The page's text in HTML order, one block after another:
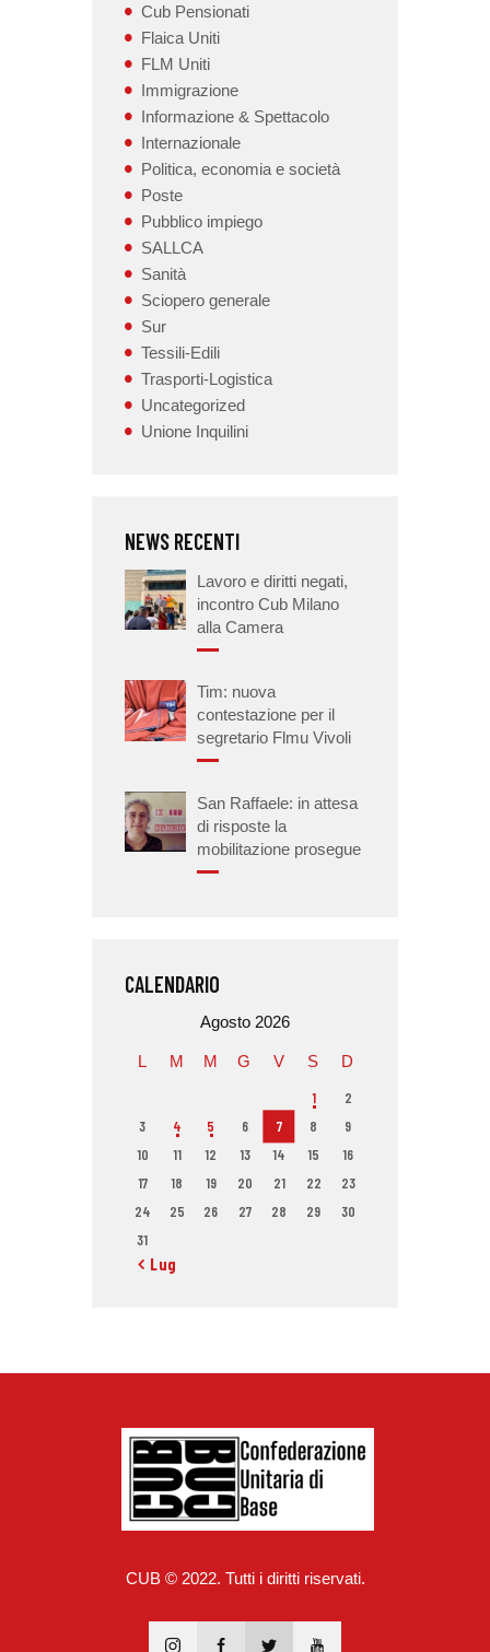
Cub Pensionati
Flaica Uniti
FLM Uniti
Immigrazione
Informazione & Spettacolo
Internazionale
Politica, economia e società
Poste
Pubblico impiego
SALLCA
Sanità
Sciopero generale
Sur
Tessili-Edili
Trasporti-Logistica
Uncategorized
Unione Inquilini
NEWS RECENTI
Lavoro e diritti negati,
incontro Cub Milano
alla Camera
Tim: nuova
contestazione per il
segretario Flmu Vivoli
San Raffaele: in attesa
di risposte la
mobilitazione prosegue
CALENDARIO
Agosto 2026
L M M G V S D
1
2
3
4 5 6 7 8
9
10
11 12 13 14 15
16
17
18 19 20 21 22
23
24
25 26 27 28 29
30
31
« Lug
CUB © 2022. Tutti i diritti riservati.